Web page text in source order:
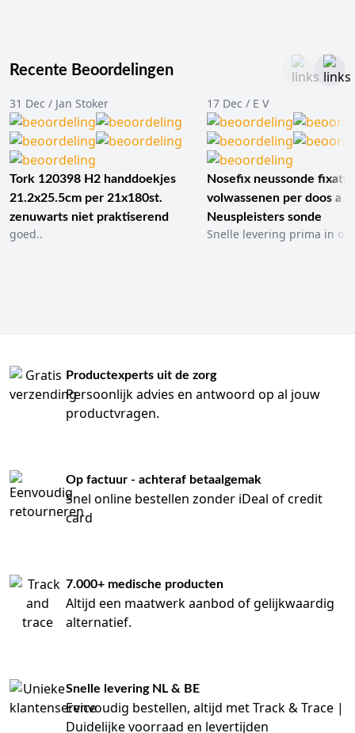
Recente Beoordelingen
31 Dec / Jan Stoker
Tork 120398 H2 handdoekjes
21.2x25.5cm per 21x180st.
zenuwarts niet praktiserend
goed..
17 Dec / E V
Nosefix neussonde
volwassenen per doos a
Neuspleisters sonde
Snelle levering prima in
Productexperts uit de zorg
Persoonlijk advies en antwoord op al jouw
productvragen.
Op factuur - achteraf betaalgemak
Snel online bestellen zonder iDeal of credit
card
7.000+ medische producten
Altijd een maatwerk aanbod of gelijkwaardig
alternatief.
Snelle levering NL & BE
Eenvoudig bestellen, altijd met Track & Trace |
Duidelijke voorraad en levertijden